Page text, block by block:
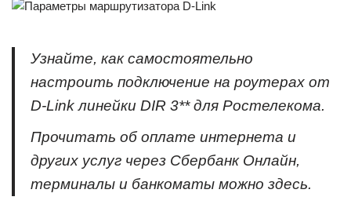
Узнайте, как самостоятельно
настроить подключение на роутерах от
D-Link линейки DIR 3** для Ростелекома.
Прочитать об оплате интернета и
других услуг через Сбербанк Онлайн,
терминалы и банкоматы можно здесь.